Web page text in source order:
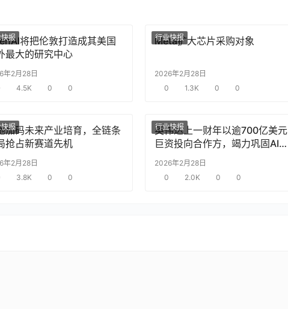
报 将把伦敦打造成其美国
最大的研究中心
年2月28日
4.5K 0 0
行业快报
Meta扩大芯片采购对象
2026年2月28日
0
1.3K 0 0
报
加码未来产业培育，全链条
抢占新赛道先机
年2月28日
3.8K 0 0
行业快报
英伟达上一财年以逾700亿美元
巨资投向合作方，竭力巩固AI芯
片需求
2026年2月28日
0
2.0K 0 0